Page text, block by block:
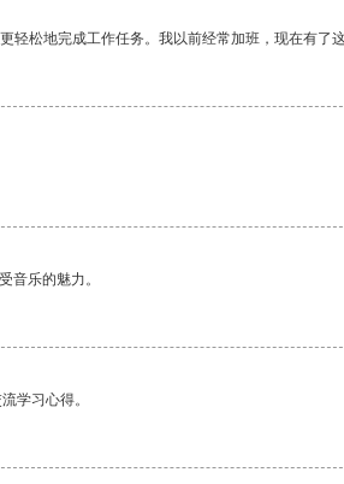
轻松地完成工作任务。我以前经常加班，现在有了
音乐的魅力。
学习心得。